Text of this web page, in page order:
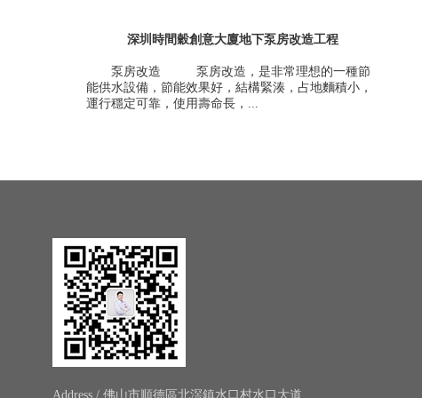
深圳時間穀創意大廈地下泵房改造工程
泵房改造 泵房改造，是非常理想的一種節
能供水設備，節能效果好，結構緊湊，占地麵積小，
運行穩定可靠，使用壽命長，...
Address / 佛山市順德區北滘鎮水口村水口大道